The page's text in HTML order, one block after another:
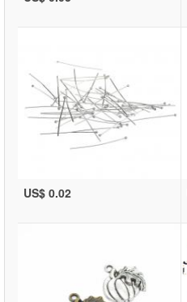
US$ 0.02